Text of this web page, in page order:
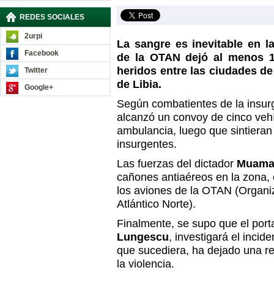
REDES SOCIALES
2urpi
Facebook
Twitter
Google+
La sangre es inevitable en
de la OTAN dejó al menos
heridos entre las ciudades
de Libia.
Según combatientes de la
alcanzó un convoy de cinco
ambulancia, luego que
insurgentes.
Las fuerzas del dictador
cañones antiaéreos en la
los aviones de la OTAN
Atlántico Norte).
Finalmente, se supo que el
Lungescu, investigará el
que sucediera, ha dejado una
la violencia.